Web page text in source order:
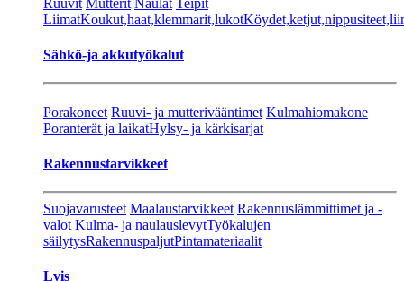
LiimatKoukut,haat,klemmarit,lukot
Sähkö-ja akkutyökalut
Porakoneet Ruuvi- ja mutterivääntimet Kulmahiomakone
Poranterät ja laikatHylsy- ja kärkisarjat
Rakennustarvikkeet
Suojavarusteet Maalaustarvikkeet Rakennuslämmittimet ja -
valot Kulma- ja naulauslevytTyökalujen
säilytysRakennuspaljutPintamateriaalit
Lvis